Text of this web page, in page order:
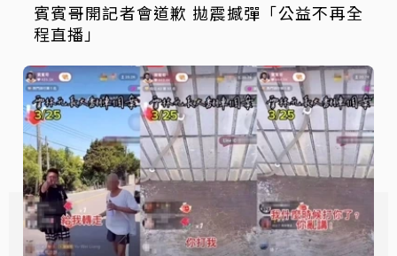
賓賓哥開記者會道歉 拋震撼彈「公益不再全
程直播」